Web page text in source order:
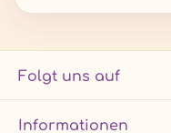
Folgt uns auf
Informationen